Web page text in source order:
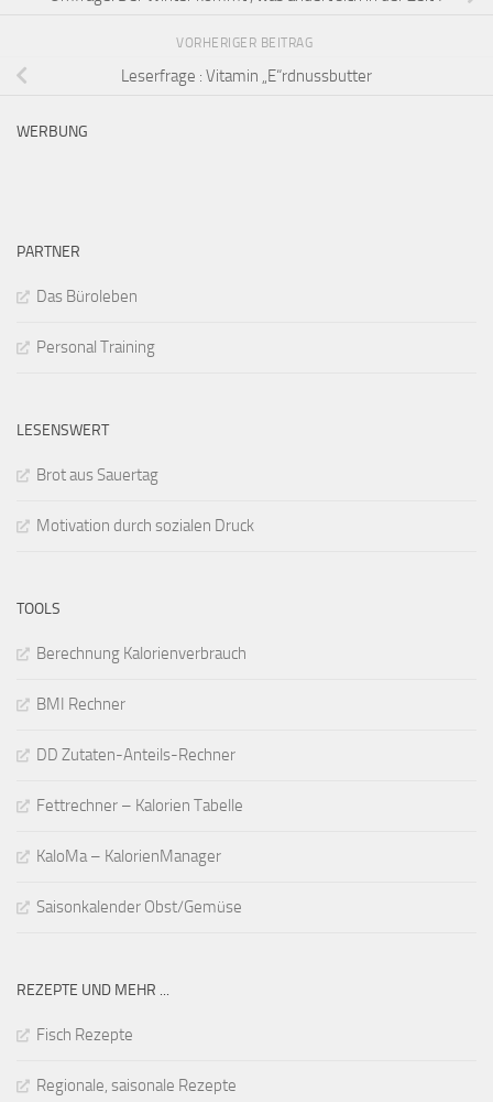
VORHERIGER BEITRAG
Leserfrage : Vitamin „E“rdnussbutter
WERBUNG
PARTNER
Das Büroleben
Personal Training
LESENSWERT
Brot aus Sauertag
Motivation durch sozialen Druck
TOOLS
Berechnung Kalorienverbrauch
BMI Rechner
DD Zutaten-Anteils-Rechner
Fettrechner – Kalorien Tabelle
KaloMa – KalorienManager
Saisonkalender Obst/Gemüse
REZEPTE UND MEHR ...
Fisch Rezepte
Regionale, saisonale Rezepte